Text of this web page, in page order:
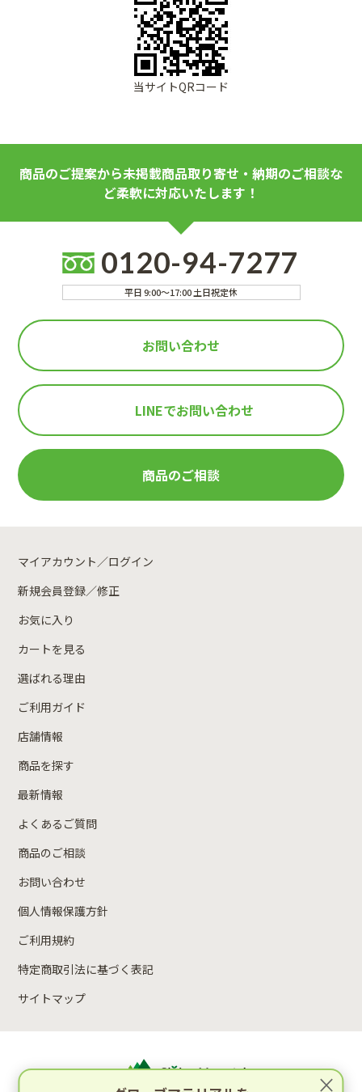
当サイトQRコード
商品のご提案から未掲載商品取り寄せ・納期のご相談な
ど柔軟に対応いたします！
0120-94-7277
平日 9:00～17:00 土日祝定休
お問い合わせ
LINEでお問い合わせ
商品のご相談
マイアカウント／ログイン
新規会員登録／修正
お気に入り
カートを見る
選ばれる理由
ご利用ガイド
店舗情報
商品を探す
最新情報
よくあるご質問
商品のご相談
お問い合わせ
個人情報保護方針
ご利用規約
特定商取引法に基づく表記
サイトマップ
×